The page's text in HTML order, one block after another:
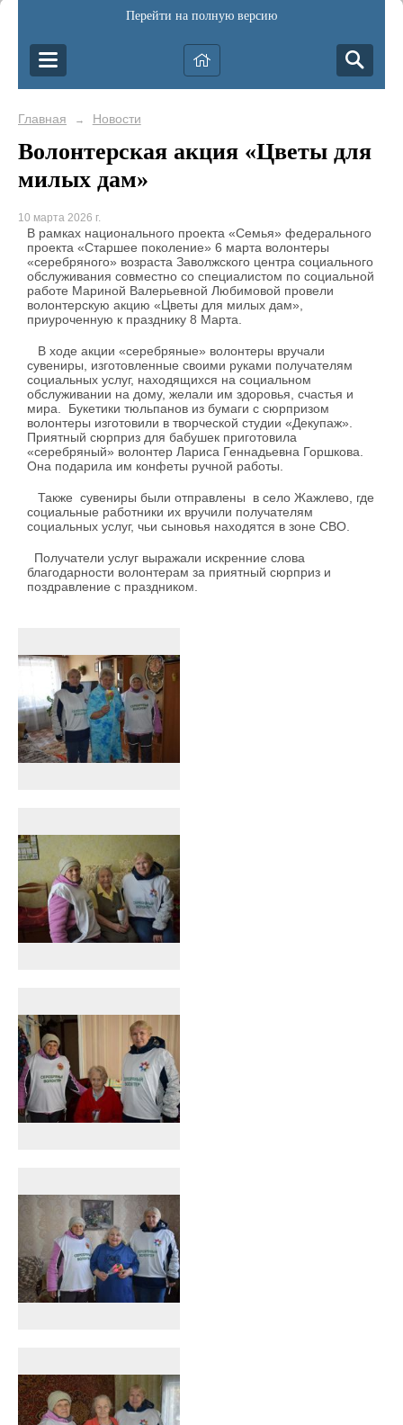
Перейти на полную версию
Главная → Новости
Волонтерская акция «Цветы для
милых дам»
10 марта 2026 г.
В рамках национального проекта «Семья» федерального
проекта «Старшее поколение» 6 марта волонтеры
«серебряного» возраста Заволжского центра социального
обслуживания совместно со специалистом по социальной
работе Мариной Валерьевной Любимовой провели
волонтерскую акцию «Цветы для милых дам»,
приуроченную к празднику 8 Марта.
В ходе акции «серебряные» волонтеры вручали
сувениры, изготовленные своими руками получателям
социальных услуг, находящихся на социальном
обслуживании на дому, желали им здоровья, счастья и
мира. Букетики тюльпанов из бумаги с сюрпризом
волонтеры изготовили в творческой студии «Декупаж».
Приятный сюрприз для бабушек приготовила
«серебряный» волонтер Лариса Геннадьевна Горшкова.
Она подарила им конфеты ручной работы.
Также сувениры были отправлены в село Жажлево, где
социальные работники их вручили получателям
социальных услуг, чьи сыновья находятся в зоне СВО.
Получатели услуг выражали искренние слова
благодарности волонтерам за приятный сюрприз и
поздравление с праздником.